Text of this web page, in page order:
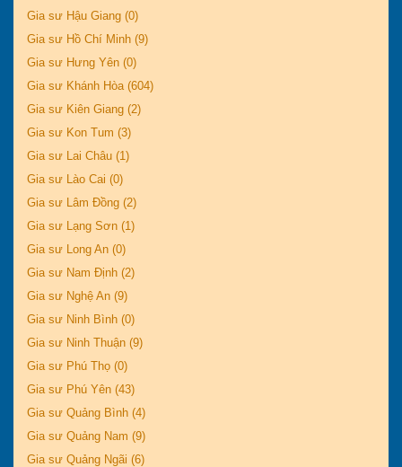
Gia sư Hậu Giang (0)
Gia sư Hồ Chí Minh (9)
Gia sư Hưng Yên (0)
Gia sư Khánh Hòa (604)
Gia sư Kiên Giang (2)
Gia sư Kon Tum (3)
Gia sư Lai Châu (1)
Gia sư Lào Cai (0)
Gia sư Lâm Đồng (2)
Gia sư Lạng Sơn (1)
Gia sư Long An (0)
Gia sư Nam Định (2)
Gia sư Nghệ An (9)
Gia sư Ninh Bình (0)
Gia sư Ninh Thuận (9)
Gia sư Phú Thọ (0)
Gia sư Phú Yên (43)
Gia sư Quảng Bình (4)
Gia sư Quảng Nam (9)
Gia sư Quảng Ngãi (6)